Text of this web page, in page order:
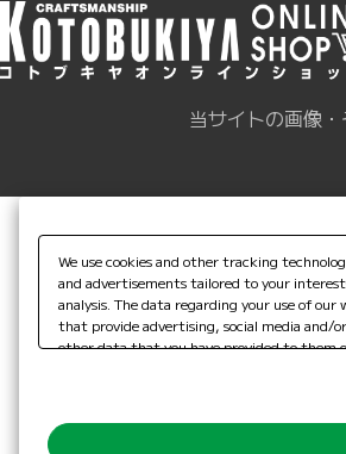
当サイトの画像
We use cookies and other tracking
and advertisements tailored to your
analysis. The data regarding your use of
that provide advertising, social media and/
other data that you have provided to them
reject the use of all Cookies except for
"Privacy Settings"